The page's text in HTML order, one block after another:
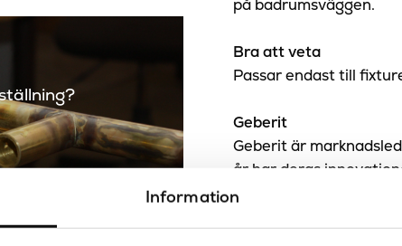
Information
på badrumsväggen.
Bra att veta
Passar endast till
Geberit
Geberit är
år har deras
och pålitliga vvs-